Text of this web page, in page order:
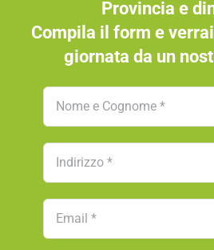
Provincia e
Compila il form e
giornata da un